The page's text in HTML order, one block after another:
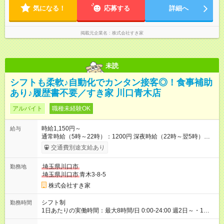
気になる！ 応募する 詳細へ
掲載元企業名 株式会社すき家
未読
シフトも柔軟♪自動化でカンタン接客◎！食事補助
あり♪履歴書不要／すき家 川口青木店
アルバイト 職種未経験OK
給与
時給1,150円～
通常時給（5時～22時）：1200円 深夜時給（22時～翌5時）：
1500円 高校生時給：1150円 【特別手当】早朝手当（5：00-9：
00）時給+150円 【試用期間】試用期間あり 試用期間の長さ：1
30日（※条件変更なし）ですが、切り上げで一ヶ月とさせてい
ただきます。 研修制度あり：15時間(研修中も同時給）
交通費別途支給あり
勤務地
埼玉県川口市
埼玉県川口市青木3-8-5
株式会社すき家
勤務時間
シフト制
1日あたりの実働時間：最大8時間/日 0:00-24:00 週2日～・1日
2h～OK ＜シフト例＞ 〇朝帯 5:00-9:00 〇昼帯 9:00-14:00 〇午